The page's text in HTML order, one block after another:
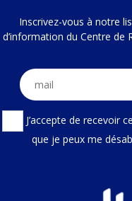
Inscrivez-vous à notre
d’information du Centre de
J’accepte de recevoir
que je peux me